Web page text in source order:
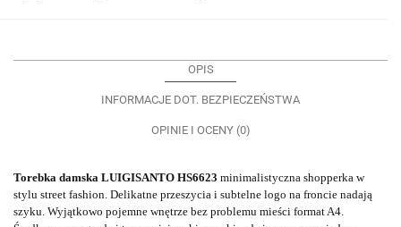
OPIS
INFORMACJE DOT. BEZPIECZEŃSTWA
OPINIE I OCENY (0)
Torebka damska LUIGISANTO HS6623 minimalistyczna shopperka w
stylu street fashion. Delikatne przeszycia i subtelne logo na froncie nadają
szyku. Wyjątkowo pojemne wnętrze bez problemu mieści format A4.